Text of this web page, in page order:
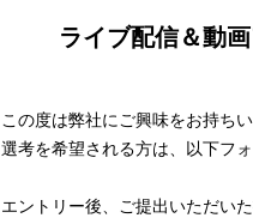
この度は弊社にご興味をお持ち
選考を希望される方は、以下フ
エントリー後、ご提出いただい